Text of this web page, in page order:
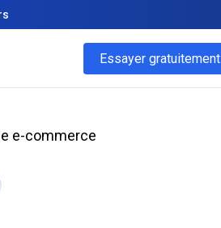
Essayer gratuitement
e-commerce